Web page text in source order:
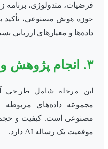
فرضیات، متدولوژی، برنامه
حوزه هوش مصنوعی، تأکید
داده‌ها و معیارهای ارزیابی
۳. انجام پژوهش و جمع‌آوری داده
این مرحله شامل طراحی
مجموعه داده‌های
مصنوعی است. کیفیت و حجم
موفقیت یک رساله AI دارد.